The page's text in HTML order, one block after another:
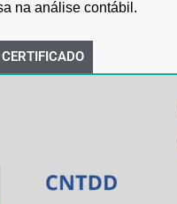
na análise contábil.